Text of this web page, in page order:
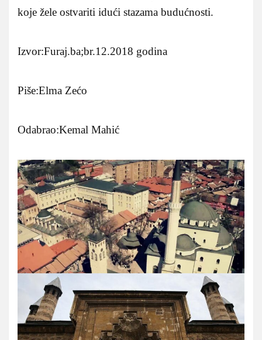
koje žele ostvariti idući stazama budućnosti.
Izvor:Furaj.ba;br.12.2018 godina
Piše:Elma Zećo
Odabrao:Kemal Mahić